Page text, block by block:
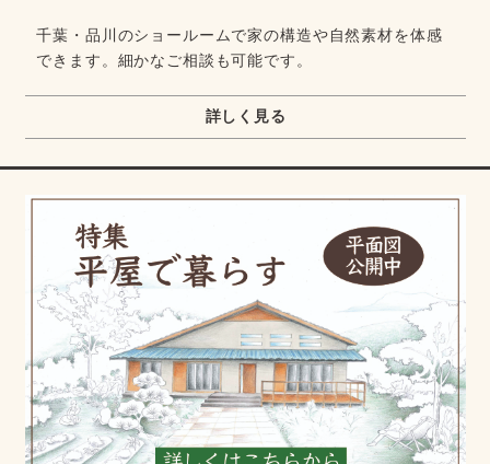
千葉・品川のショールームで家の構造や自然素材を体感
できます。細かなご相談も可能です。
詳しく見る